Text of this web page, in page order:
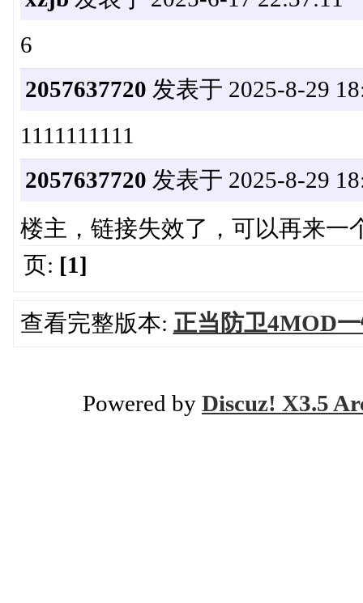
6
2057637720 发表于 2025-8-29
1111111111
2057637720 发表于 2025-8-29
楼主，链接失效了，可以再来一
页: [1]
查看完整版本: 正当防卫4MOD
Powered by Discuz! X3.5